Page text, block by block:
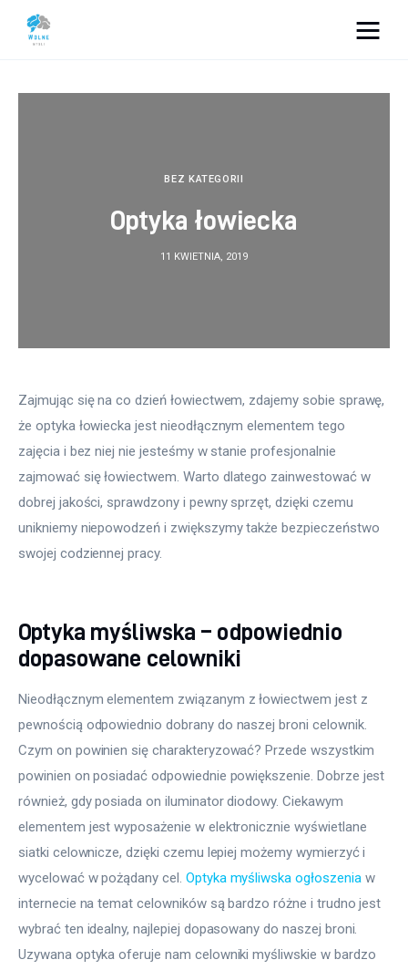
Dom i ogród
Więcej
BEZ KATEGORII
Optyka łowiecka
11 KWIETNIA, 2019
Zajmując się na co dzień łowiectwem, zdajemy sobie sprawę,
że optyka łowiecka jest nieodłącznym elementem tego
zajęcia i bez niej nie jesteśmy w stanie profesjonalnie
zajmować się łowiectwem. Warto dlatego zainwestować w
dobrej jakości, sprawdzony i pewny sprzęt, dzięki czemu
unikniemy niepowodzeń i zwiększymy także bezpieczeństwo
swojej codziennej pracy.
Optyka myśliwska – odpowiednio
dopasowane celowniki
Nieodłącznym elementem związanym z łowiectwem jest z
pewnością odpowiednio dobrany do naszej broni celownik.
Czym on powinien się charakteryzować? Przede wszystkim
powinien on posiadać odpowiednie powiększenie. Dobrze jest
również, gdy posiada on iluminator diodowy. Ciekawym
elementem jest wyposażenie w elektronicznie wyświetlane
siatki celownicze, dzięki czemu lepiej możemy wymierzyć i
wycelować w pożądany cel. Optyka myśliwska ogłoszenia w
internecie na temat celowników są bardzo różne i trudno jest
wybrać ten idealny, najlepiej dopasowany do naszej broni.
Uzywana optyka oferuje nam celowniki myśliwskie w bardzo